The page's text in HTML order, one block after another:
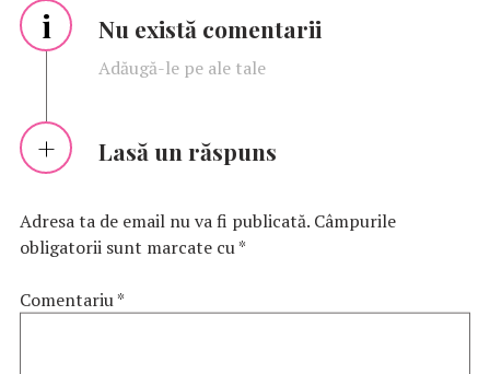
i Nu există comentarii
Adăugă-le pe ale tale
Lasă un răspuns
Adresa ta de email nu va fi publicată. Câmpurile
obligatorii sunt marcate cu*
Comentariu*